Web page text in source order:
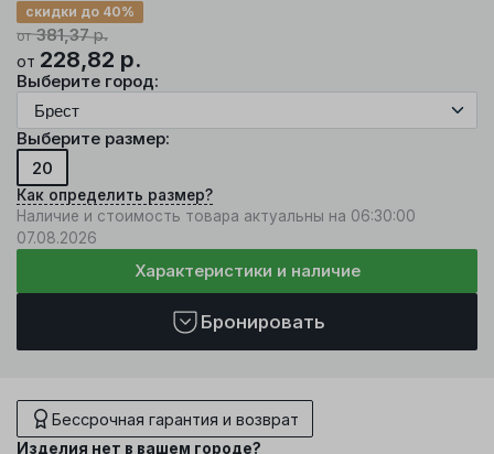
от381,37р.
скидки до 40%
от 228,82 р.
Выберите город:
Выберите размер:
20
Как определить размер?
Наличие и стоимость товара актуальны на 06:30:00
07.08.2026
Характеристики и наличие
Бронировать
Бессрочная гарантия и возврат
Изделия нет в вашем городе?